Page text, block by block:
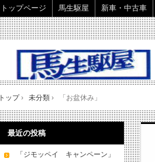
トップページ 馬生駆屋 新車・中古車
トップ› 未分類 › 「お盆休み」
最近の投稿
「ジモッペイ キャンペーン」